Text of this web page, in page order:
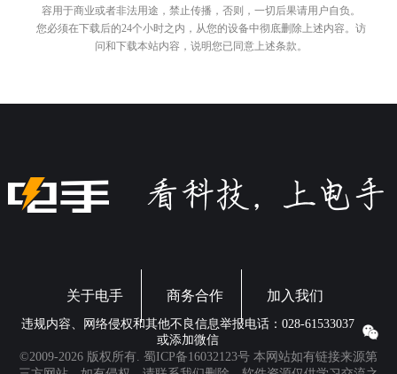
容用于商业或者非法用途，禁止传播，否则，一切后果请用户自负。
您必须在下载后的24个小时之内，从您的设备中彻底删除上述内容。访
问和下载本站内容，说明您已同意上述条款。
关于电手 商务合作 加入我们
违规内容、网络侵权和其他不良信息举报电话：028-61533037
或添加微信
©2009-2026 版权所有. 蜀ICP备16032123号 本网站如有链接来源第